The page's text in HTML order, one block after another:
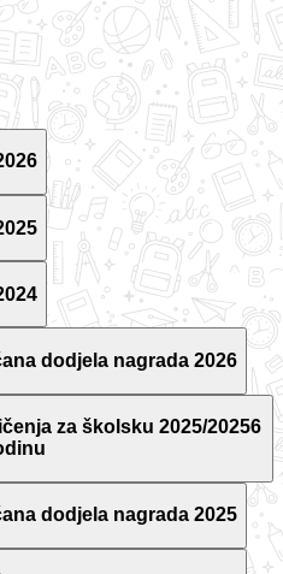
dodjela nagrada 2026
za školsku 2025/20256
dodjela nagrada 2025